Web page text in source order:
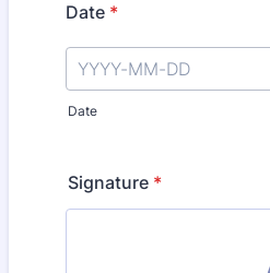
Date *
Date
Signature *